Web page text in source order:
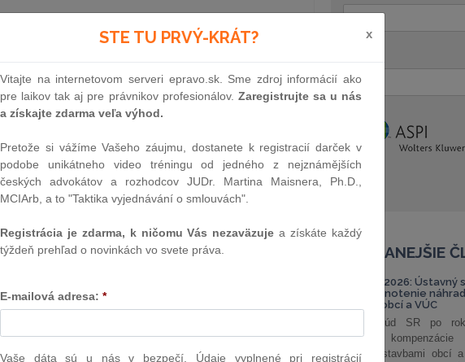
keď je voči dlžníkovi už vedené exekučné konanie
dlžníka viazne prednostné záložné právo a je možné
neudelí súhlas s výkonom záložného práva.
stáva tiež situácia, keď dlžník naďalej podniká, avšak
dlžníka alebo je možné predpokladať, že
a reštrukturalizácii ide o veci s výhradou
je veriteľ oprávnený podať návrh na vyhlásenie
platobnú neschopnosť svojho dlžníka. Platobnú
predpokladať vtedy, ak je dlžník viac ako 30 dní v
záväzkov viac ako jednému veriteľovi a bol jedným
NA VYHLÁSENIE KONKURZU
2022 o riešení hroziaceho úpadku a o zmene a doplnení
mení možnosti podania veriteľského návrhu, keďže
podať návrh na vyhlásenie konkurzu, ak môže
svojho dlžníka
zverejneniu oznámenia podľa osobitného predpisu v
NAJČÍTANEJŠIE
PLz. ÚS 1/2026:
na prehodnotenie
stavbami obcí a VÚC
Ústavný súd SR po
primeranej
verejnými stavbami obcí
STE TU PRVÝ-KRÁT? x
Vitajte na internetovom serveri epravo.sk. Sme zdroj informácií ako
pre laikov tak aj pre právnikov profesionálov. Zaregistrujte sa u nás
a získajte zdarma veľa výhod.
Pretože si vážíme Vašeho záujmu, dostanete k registracií darček v
podobe unikátneho video tréningu od jedného z nejznámějších
českých advokátov a rozhodcov JUDr. Martina Maisnera, Ph.D.,
MCIArb, a to "Taktika vyjednávání o smlouvách".
Registrácia je zdarma, k ničomu Vás nezaväzuje a získáte každý
týždeň prehľad o novinkách vo svete práva.
E-mailová adresa: *
Vaše dáta sú u nás v bezpečí. Údaje vyplnené pri registrácií